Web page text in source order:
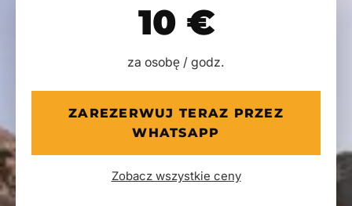
10 €
za osobę / godz.
ZAREZERWUJ TERAZ PRZEZ
WHATSAPP
Zobacz wszystkie ceny